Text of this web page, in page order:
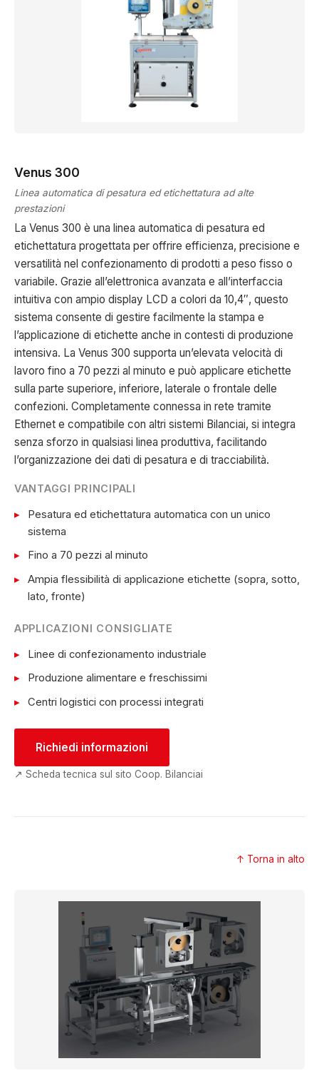
Venus 300
Linea automatica di pesatura ed etichettatura ad alte
prestazioni
La Venus 300 è una linea automatica di pesatura ed
etichettatura progettata per offrire efficienza, precisione e
versatilità nel confezionamento di prodotti a peso fisso o
variabile. Grazie all’elettronica avanzata e all’interfaccia
intuitiva con ampio display LCD a colori da 10,4″, questo
sistema consente di gestire facilmente la stampa e
l’applicazione di etichette anche in contesti di produzione
intensiva. La Venus 300 supporta un’elevata velocità di
lavoro fino a 70 pezzi al minuto e può applicare etichette
sulla parte superiore, inferiore, laterale o frontale delle
confezioni. Completamente connessa in rete tramite
Ethernet e compatibile con altri sistemi Bilanciai, si integra
senza sforzo in qualsiasi linea produttiva, facilitando
l’organizzazione dei dati di pesatura e di tracciabilità.
VANTAGGI PRINCIPALI
Pesatura ed etichettatura automatica con un unico
sistema
Fino a 70 pezzi al minuto
Ampia flessibilità di applicazione etichette (sopra, sotto,
lato, fronte)
APPLICAZIONI CONSIGLIATE
Linee di confezionamento industriale
Produzione alimentare e freschissimi
Centri logistici con processi integrati
Richiedi informazioni
↗ Scheda tecnica sul sito Coop. Bilanciai
↑ Torna in alto